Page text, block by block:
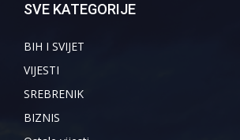
SVE KATEGORIJE
BIH I SVIJET
VIJESTI
SREBRENIK
BIZNIS